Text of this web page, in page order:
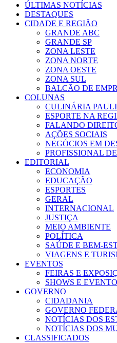
ÚLTIMAS NOTÍCIAS
DESTAQUES
CIDADE E REGIÃO
GRANDE ABC
GRANDE SP
ZONA LESTE
ZONA NORTE
ZONA OESTE
ZONA SUL
BALCÃO DE
COLUNAS
CULINÁRIA
ESPORTE NA
FALANDO
AÇÕES SOCIAIS
NEGÓCIOS EM
PROFISSIONAL
EDITORIAL
ECONOMIA
EDUCAÇÃO
ESPORTES
GERAL
INTERNACIONAL
JUSTIÇA
MEIO AMBIENTE
POLÍTICA
SAÚDE E BEM-
VIAGENS E
EVENTOS
FEIRAS E
SHOWS E
GOVERNO
CIDADANIA
GOVERNO
NOTÍCIAS DOS
NOTÍCIAS DOS
CLASSIFICADOS